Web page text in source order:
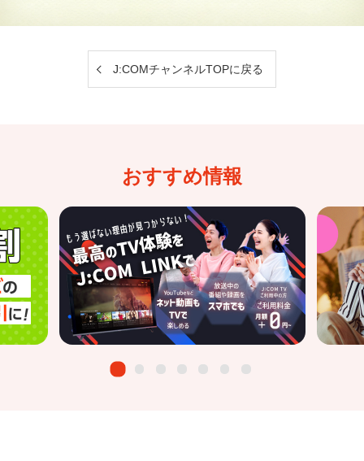
J:COMチャンネルTOPに戻る
おすすめ情報